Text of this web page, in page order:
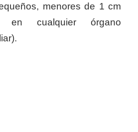
menores de 1 cm
en cualquier órgano